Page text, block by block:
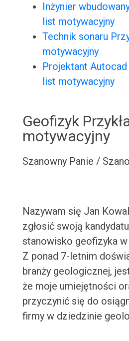
Inżynier
list motywacyjny
Technik sonaru
motywacyjny
Projektant Autocad
list motywacyjny
Geofizyk
motywacyjny
Szanowny Panie /
Nazywam się Jan
zgłosić swoją
stanowisko geofizyka
Z ponad 7-letnim
branży geologicznej,
że moje umiejętności
przyczynić się do
firmy w dziedzinie